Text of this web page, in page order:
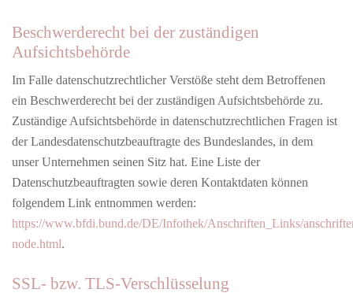
Beschwerderecht bei der zuständigen
Aufsichtsbehörde
Im Falle datenschutzrechtlicher Verstöße steht dem Betroffenen
ein Beschwerderecht bei der zuständigen Aufsichtsbehörde zu.
Zuständige Aufsichtsbehörde in datenschutzrechtlichen Fragen ist
der Landesdatenschutzbeauftragte des Bundeslandes, in dem
unser Unternehmen seinen Sitz hat. Eine Liste der
Datenschutzbeauftragten sowie deren Kontaktdaten können
folgendem Link entnommen werden:
https://www.bfdi.bund.de/DE/Infothek/Anschriften_Links/
node.html.
SSL- bzw. TLS-Verschlüsselung